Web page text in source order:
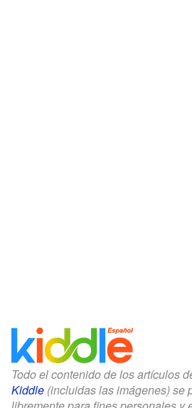
Todo el contenido de los artículos
Kiddle (incluidas las imágenes) se